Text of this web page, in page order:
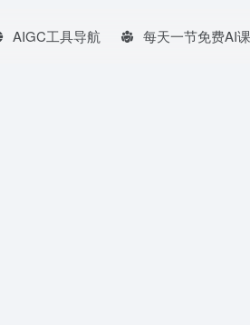
AIGC工具导航 每天一节免费AI课